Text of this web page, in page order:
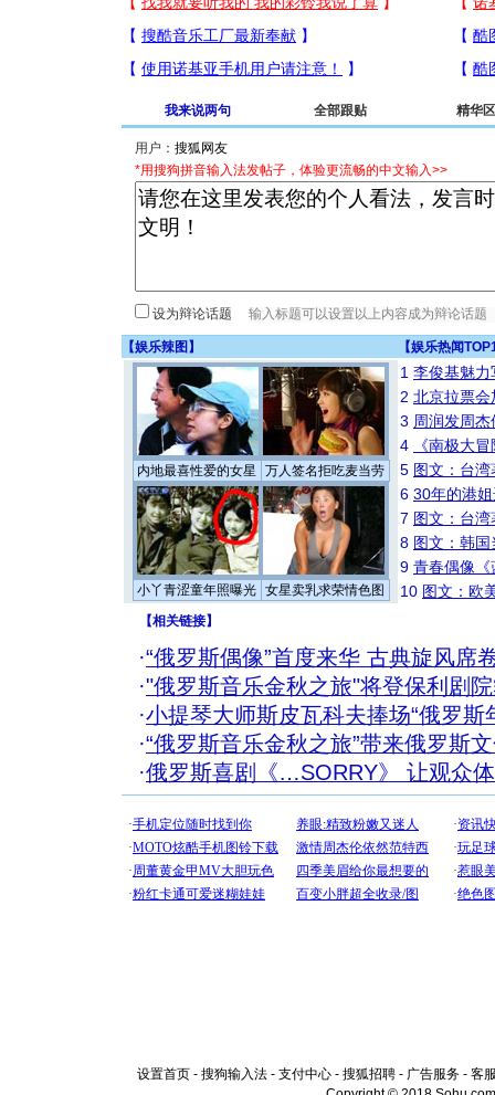
我来说两句 全部跟贴 精华区
用户：
*用搜狗拼音输入法发帖子，体验更流畅的中文输入>>
设为辩论话题
【娱乐辣图 】 【娱乐热闻
内地最喜性爱的女星 万人签名拒吃麦当劳
小丫青涩童年照曝光 女星卖乳求荣情色图
1 李俊基魅力
2 北京拉票
3 周润发周
4
《南极大
5 图文：台
6 30年的港
7 图文：台
8 图文：韩
9 青春偶像《
10 图文：欧
【相关链接】
·“俄罗斯偶像”首度来华 古典旋风席
·"俄罗斯音乐金秋之旅"将登保利剧
·小提琴大师斯皮瓦科夫捧场“俄罗斯
·“俄罗斯音乐金秋之旅”带来俄罗斯
·俄罗斯喜剧《…SORRY》 让观众
设置首页 - 搜狗输入法 - 支付中心 - 搜狐招聘 - 广告服务 - 客